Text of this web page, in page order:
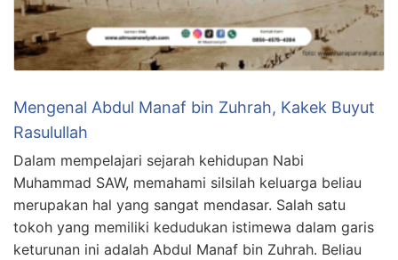
Mengenal Abdul Manaf bin Zuhrah, Kakek Buyut
Rasulullah
Dalam mempelajari sejarah kehidupan Nabi
Muhammad SAW, memahami silsilah keluarga beliau
merupakan hal yang sangat mendasar. Salah satu
tokoh yang memiliki kedudukan istimewa dalam garis
keturunan ini adalah Abdul Manaf bin Zuhrah. Beliau